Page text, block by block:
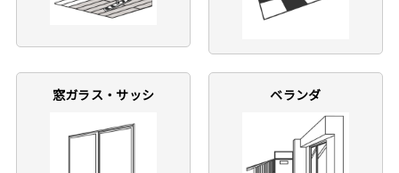
窓ガラス・サッシ ベランダ